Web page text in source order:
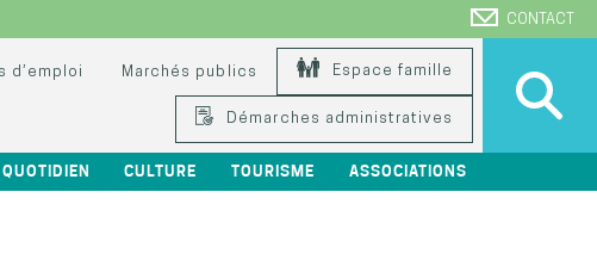
CONTACT
d’emploi Marchés publics Espace famille
Démarches administratives
CULTURE TOURISME ASSOCIATIONS